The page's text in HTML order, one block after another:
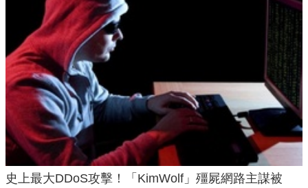
史上最大DDoS攻擊！「KimWolf」殭屍網路主謀被